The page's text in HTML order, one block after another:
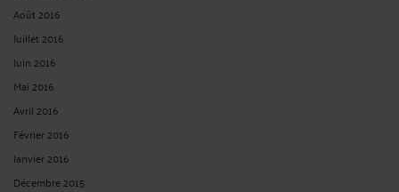
Août 2016
Juillet 2016
Juin 2016
Mai 2016
Avril 2016
Février 2016
Janvier 2016
Décembre 2015